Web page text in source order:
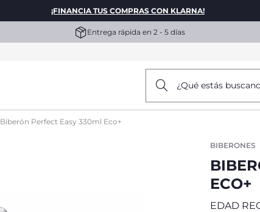
¡FINANCIA TUS COMPRAS CON KLARNA!
Entrega rápida en 2 - 5 días
¿Qué estás
Biberón Perfect Easy 330ml Eco+
BIBERONES
ECO+
EDAD